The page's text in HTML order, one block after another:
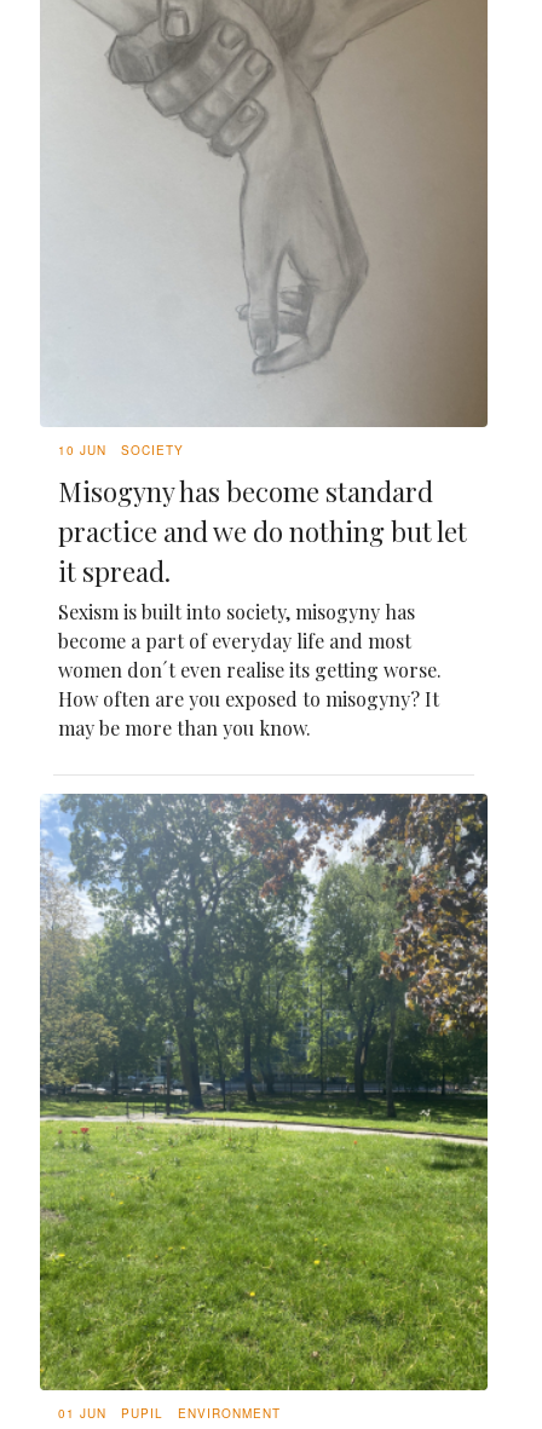
10 JUN SOCIETY
Misogyny has become standard
practice and we do nothing but let
it spread.
Sexism is built into society, misogyny has
become a part of everyday life and most
women don´t even realise its getting worse.
How often are you exposed to misogyny? It
may be more than you know.
01 JUN PUPIL ENVIRONMENT